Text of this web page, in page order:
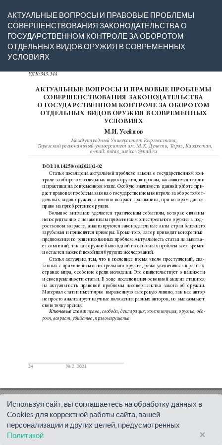
Подробностям
статье
АКТУАЛЬНЫЕ ВОПРОСЫ И ПРАВОВЫЕ ПРОБЛЕМЫ
СОВЕРШЕНСТВОВАНИЯ ЗАКОНОДАТЕЛЬСТВА О
ГОСУДАРСТВЕННОМ КОНТРОЛЕ ЗА ОБОРОТОМ
ОТДЕЛЬНЫХ ВИДОВ ОРУЖИЯ В СОВРЕМЕННЫХ
УСЛОВИЯХ
Используя сайт, вы соглашаетесь на обработку данных в
Cookies для корректной работы сайта, вашей
персонализации и других целей, предусмотренных
Политикой
×